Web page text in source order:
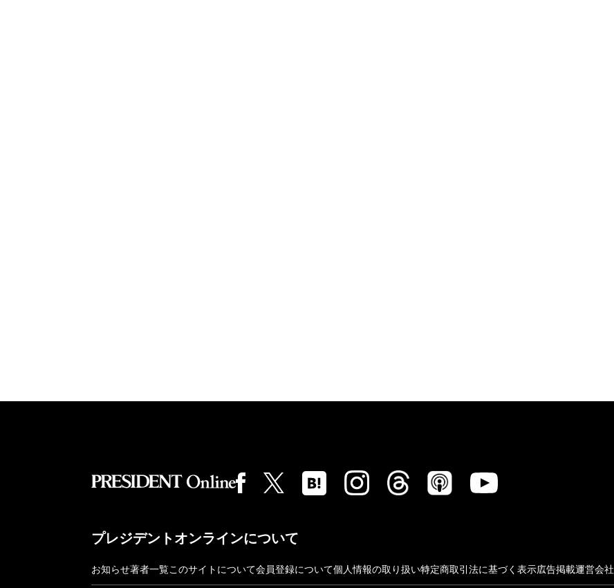
プレジデントオンラインについて
お知らせ著者一覧このサイトについて会員登録について個人情報の取り扱い特定商取引法に基づく表示広告掲載運営会社